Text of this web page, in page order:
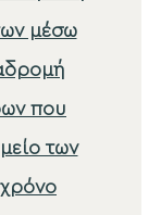
μέσω
που
των